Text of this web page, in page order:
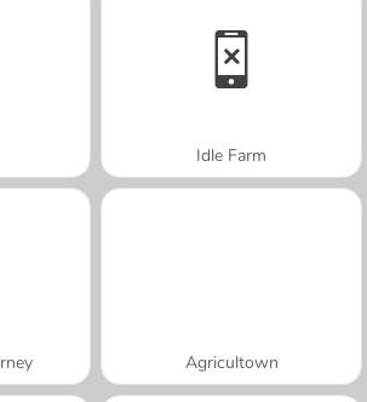
Idle Farm
Agricultown